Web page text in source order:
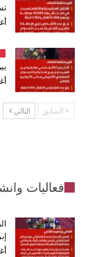
السابق التالي
فعاليات